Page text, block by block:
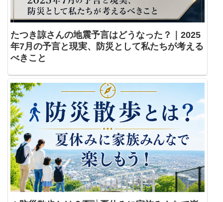
たつき諒さんの地震予言はどうなった？｜2025
年7月の予言と現実、防災として私たちが考える
べきこと